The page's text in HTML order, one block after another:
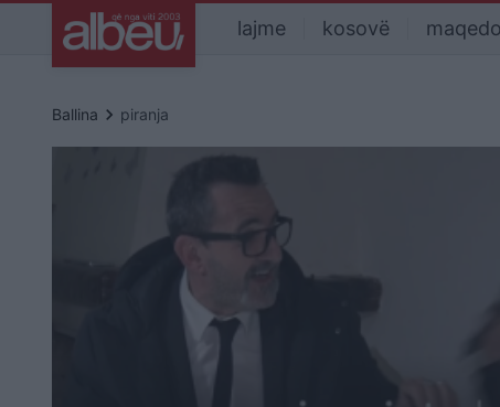
lajme kosovë
Ballina keyboard_arrow_right piranja